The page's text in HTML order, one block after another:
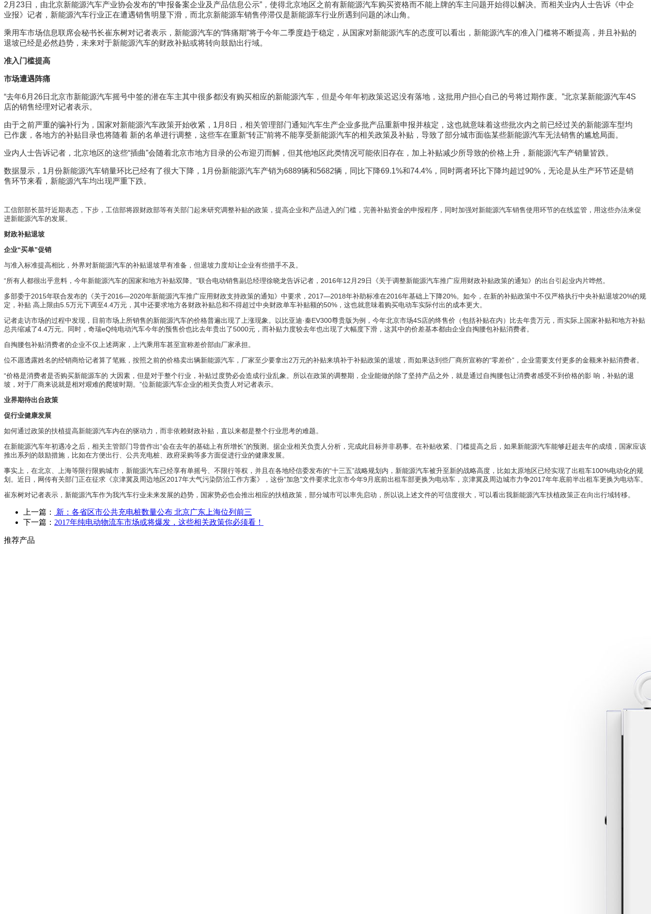
2月23日，由北京新能源汽车产业协会发布的“申报备案企业及产品信息公示”，使得北京地区之前有新能源汽车购买资格而不能上牌的车主问题开始得以解决。而相关业内人士告诉《中企
业报》记者，新能源汽车行业正在遭遇销售明显下滑，而北京新能源车销售停滞仅是新能源车行业所遇到问题的冰山角。
乘用车市场信息联席会秘书长崔东树对记者表示，新能源汽车的“阵痛期”将于今年二季度趋于稳定，从国家对新能源汽车的态度可以看出，新能源汽车的准入门槛将不断提高，并且补贴的
退坡已经是必然趋势，未来对于新能源汽车的财政补贴或将转向鼓励出行域。
准入门槛提高
市场遭遇阵痛
“去年6月26日北京市新能源汽车摇号中签的潜在车主其中很多都没有购买相应的新能源汽车，但是今年年初政策迟迟没有落地，这批用户担心自己的号将过期作废。”北京某新能源汽车4S
店的销售经理对记者表示。
由于之前严重的骗补行为，国家对新能源汽车政策开始收紧，1月8日，相关管理部门通知汽车生产企业多批产品重新申报并核定，这也就意味着这些批次内之前已经过关的新能源车型均
已作废，各地方的补贴目录也将随着 新的名单进行调整，这些车在重新“转正”前将不能享受新能源汽车的相关政策及补贴，导致了部分城市面临某些新能源汽车无法销售的尴尬局面。
业内人士告诉记者，北京地区的这些“插曲”会随着北京市地方目录的公布迎刃而解，但其他地区此类情况可能依旧存在，加上补贴减少所导致的价格上升，新能源汽车产销量皆跌。
数据显示，1月份新能源汽车销量环比已经有了很大下降，1月份新能源汽车产销为6889辆和5682辆，同比下降69.1%和74.4%，同时两者环比下降均超过90%，无论是从生产环节还是销
售环节来看，新能源汽车均出现严重下跌。
工信部部长苗圩近期表态，下步，工信部将跟财政部等有关部门起来研究调整补贴的政策，提高企业和产品进入的门槛，完善补贴资金的申报程序，同时加强对新能源汽车销售使用环节的在线监管，用这些办法来促
进新能源汽车的发展。
财政补贴退坡
企业“买单”促销
与准入标准提高相比，外界对新能源汽车的补贴退坡早有准备，但退坡力度却让企业有些措手不及。
“所有人都很出乎意料，今年新能源汽车的国家和地方补贴双降。”联合电动销售副总经理徐晓龙告诉记者，2016年12月29日《关于调整新能源汽车推广应用财政补贴政策的通知》的出台引起业内片哗然。
多部委于2015年联合发布的《关于2016—2020年新能源汽车推广应用财政支持政策的通知》中要求，2017—2018年补助标准在2016年基础上下降20%。如今，在新的补贴政策中不仅严格执行中央补贴退坡20%的规
定，补贴 高上限由5.5万元下调至4.4万元，其中还要求地方各财政补贴总和不得超过中央财政单车补贴额的50%，这也就意味着购买电动车实际付出的成本更大。
记者走访市场的过程中发现，目前市场上所销售的新能源汽车的价格普遍出现了上涨现象。以比亚迪·秦EV300尊贵版为例，今年北京市场4S店的终售价（包括补贴在内）比去年贵万元，而实际上国家补贴和地方补贴
总共缩减了4.4万元。同时，奇瑞eQ纯电动汽车今年的预售价也比去年贵出了5000元，而补贴力度较去年也出现了大幅度下滑，这其中的价差基本都由企业自掏腰包补贴消费者。
自掏腰包补贴消费者的企业不仅上述两家，上汽乘用车甚至宣称差价部由厂家承担。
位不愿透露姓名的经销商给记者算了笔账，按照之前的价格卖出辆新能源汽车，厂家至少要拿出2万元的补贴来填补于补贴政策的退坡，而如果达到些厂商所宣称的“零差价”，企业需要支付更多的金额来补贴消费者。
“价格是消费者是否购买新能源车的 大因素，但是对于整个行业，补贴过度势必会造成行业乱象。所以在政策的调整期，企业能做的除了坚持产品之外，就是通过自掏腰包让消费者感受不到价格的影 响，补贴的退
坡，对于厂商来说就是相对艰难的爬坡时期。”位新能源汽车企业的相关负责人对记者表示。
业界期待出台政策
促行业健康发展
如何通过政策的扶植提高新能源汽车内在的驱动力，而非依赖财政补贴，直以来都是整个行业思考的难题。
在新能源汽车年初遇冷之后，相关主管部门导曾作出“会在去年的基础上有所增长”的预测。据企业相关负责人分析，完成此目标并非易事。在补贴收紧、门槛提高之后，如果新能源汽车能够赶超去年的成绩，国家应该
推出系列的鼓励措施，比如在方便出行、公共充电桩、政府采购等多方面促进行业的健康发展。
事实上，在北京、上海等限行限购城市，新能源汽车已经享有单摇号、不限行等权，并且在各地经信委发布的“十三五”战略规划内，新能源汽车被升至新的战略高度，比如太原地区已经实现了出租车100%电动化的规
划。近日，网传有关部门正在征求《京津冀及周边地区2017年大气污染防治工作方案》，这份“加急”文件要求北京市今年9月底前出租车部更换为电动车，京津冀及周边城市力争2017年年底前半出租车更换为电动车。
崔东树对记者表示，新能源汽车作为我汽车行业未来发展的趋势，国家势必也会推出相应的扶植政策，部分城市可以率先启动，所以说上述文件的可信度很大，可以看出我新能源汽车扶植政策正在向出行域转移。
上一篇：
新：各省区市公共充电桩数量公布 北京广东上海位列前三
下一篇： 2017年纯电动物流车市场或将爆发，这些相关政策你必须看！
推荐产品